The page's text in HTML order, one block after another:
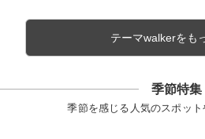
テーマwalkerをも
季節特集
季節を感じる人気のスポッ